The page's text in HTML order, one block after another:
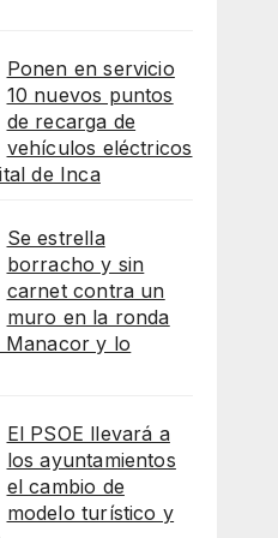
Ponen en servicio
10 nuevos puntos
de recarga de
vehículos eléctricos
de Inca
Se estrella
borracho y sin
carnet contra un
muro en la ronda
Manacor y lo
El PSOE llevará a
los ayuntamientos
el cambio de
modelo turístico y